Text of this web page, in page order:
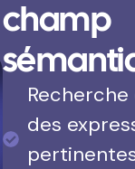
champ
des